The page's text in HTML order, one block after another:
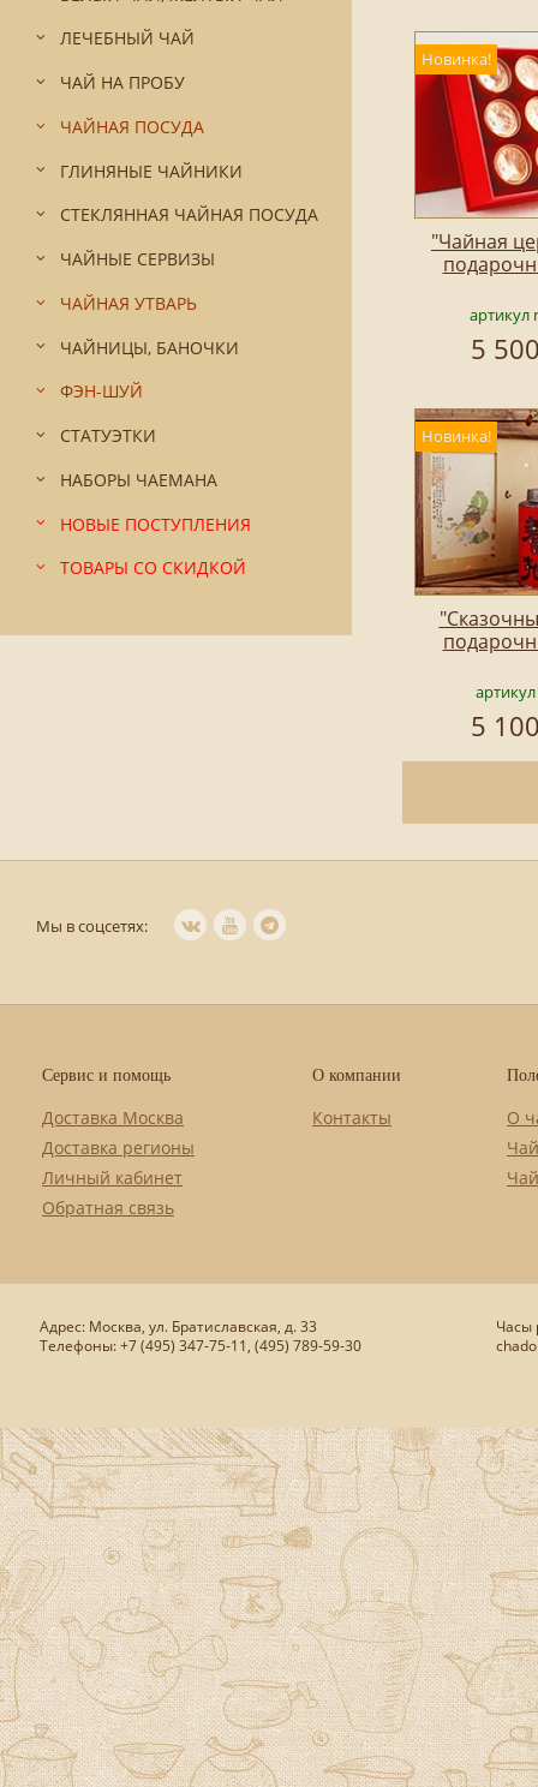
ЛЕЧЕБНЫЙ ЧАЙ
ЧАЙ НА ПРОБУ
ЧАЙНАЯ ПОСУДА
ГЛИНЯНЫЕ ЧАЙНИКИ
СТЕКЛЯННАЯ ЧАЙНАЯ ПОСУДА
ЧАЙНЫЕ СЕРВИЗЫ
ЧАЙНАЯ УТВАРЬ
ЧАЙНИЦЫ, БАНОЧКИ
ФЭН-ШУЙ
СТАТУЭТКИ
НАБОРЫ ЧАЕМАНА
НОВЫЕ ПОСТУПЛЕНИЯ
ТОВАРЫ СО СКИДКОЙ
Новинка!
"Чайная
артикул
5
Новинка!
5
Мы в соцсетях:
Сервис и помощь
Доставка Москва
Доставка регионы
Личный кабинет
Обратная связь
О компании
Контакты
О
Адрес: Москва, ул. Братиславская, д. 33
Телефоны: +7 (495) 347-75-11, (495) 789-59-30
Часы